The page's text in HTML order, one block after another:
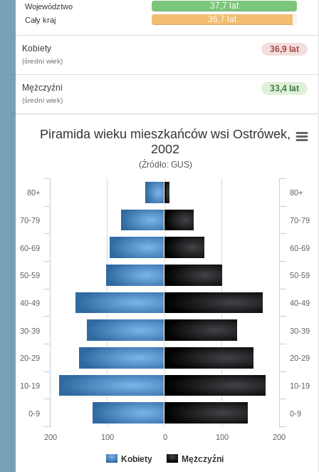
Województwo 37,7 lat
Cały kraj 36,7 lat
36,9 lat
Kobiety
(średni wiek)
33,4 lat
Mężczyźni
(średni wiek)
Piramida wieku mieszkańców wsi Ostrówek,
2002
(Źródło: GUS)
Kobiety Mężczyźni
0-9
10-19
20-29
30-39
40-49
50-59
60-69
70-79
80+
0-9
10-19
20-29
30-39
40-49
50-59
60-69
70-79
80+
200 100 0 100 200